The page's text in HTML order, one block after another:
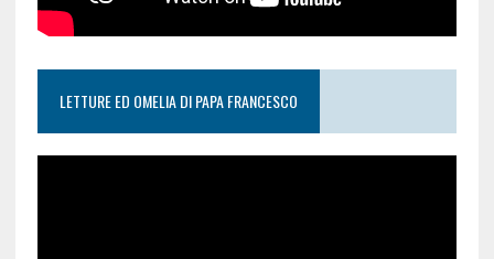
LETTURE ED OMELIA DI PAPA FRANCESCO